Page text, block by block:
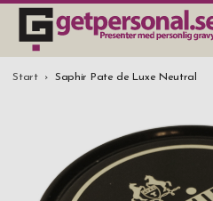
PRESENTER & PRYLAR
SMYCKEN & ACCESSOARER
PRESENTTIPS
Start Saphir Pate de Luxe Neutral